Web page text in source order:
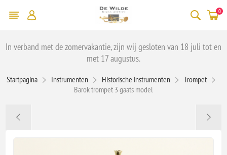
0
In verband met de zomervakantie, zijn wij gesloten van 18 juli tot en
met 17 augustus.
Startpagina Instrumenten Historische instrumenten
Trompet
Barok trompet 3 gaats model